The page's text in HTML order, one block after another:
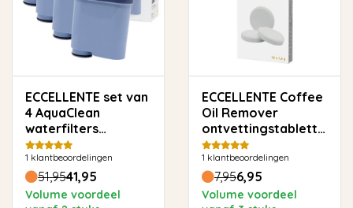
ECCELLENTE set van
4 AquaClean
waterfilters
geschikt voor
Philips Saeco
1 klantbeoordelingen
51,9541,95
Volume voordeel
ECCELLENTE Coffee
Oil Remover
ontvettingstabletten
voor Philips Saeco -
10 stuks
1 klantbeoordelingen
7,956,95
Volume voordeel